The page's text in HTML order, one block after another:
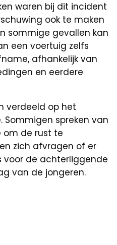
waren bij dit incident
ook te maken
sommige gevallen kan
een voertuig zelfs
afhankelijk van
en eerdere
verdeeld op het
spreken van
om de rust te
zich afvragen of er
de achterliggende
van de jongeren.